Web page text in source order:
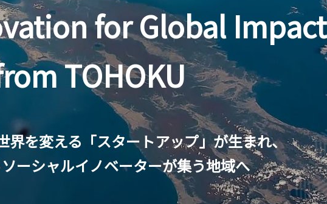
for Global Impact
TOHOKU
界を変える 「スタートアップ」が生まれ、
ソーシャルイノベーターが集う地域へ